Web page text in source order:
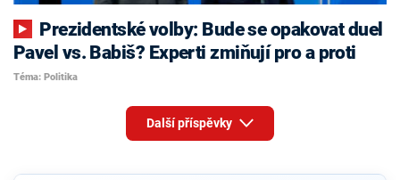
Pavel vs. Babiš? Experti zmiňují pro a proti
Téma: Politika
Další příspěvky